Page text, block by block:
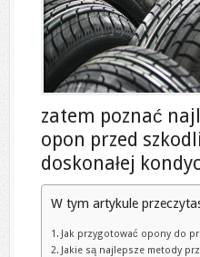
zatem poznać
opon przed
doskonałej
W tym artykule
Jak przygotować opony do
Jakie są najlepsze metody